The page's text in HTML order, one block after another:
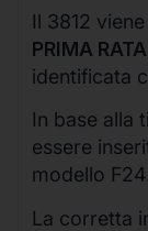
Il 3812
PRIMA RATA
identificata
In base alla
essere
modello F24.
La corretta